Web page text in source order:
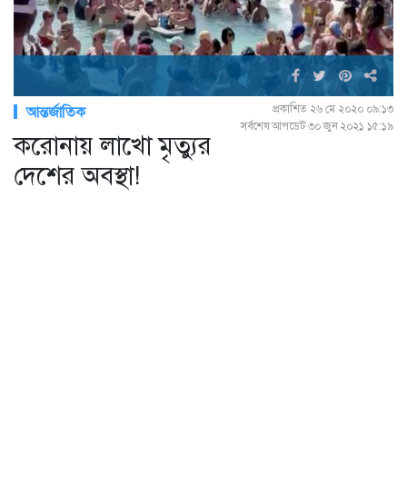
আন্তর্জাতিক
প্রকাশিত ২৬ মে ২০২০ ০৯:১৩
সর্বশেষ আপডেট ৩০ জুন ২০২১ ১৫:১৯
করোনায় লাখো মৃত্যুর
দেশের অবস্থা!